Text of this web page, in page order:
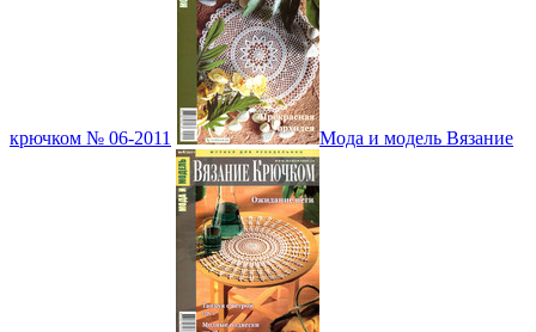
крючком № 06-2011 Мода и модель Вязание